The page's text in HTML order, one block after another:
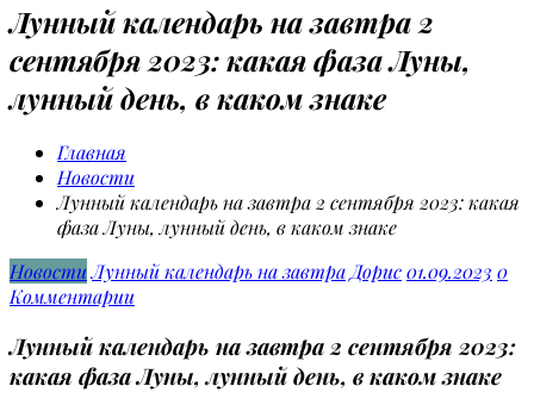
Лунный календарь на завтра 2
сентября 2023: какая фаза Луны,
лунный день, в каком знаке
Главная
Новости
Лунный календарь на завтра 2 сентября 2023: какая
фаза Луны, лунный день, в каком знаке
Новости Лунный календарь на завтраДорис01.09.2023 0
Комментарии
Лунный календарь на завтра 2 сентября 2023:
какая фаза Луны, лунный день, в каком знаке